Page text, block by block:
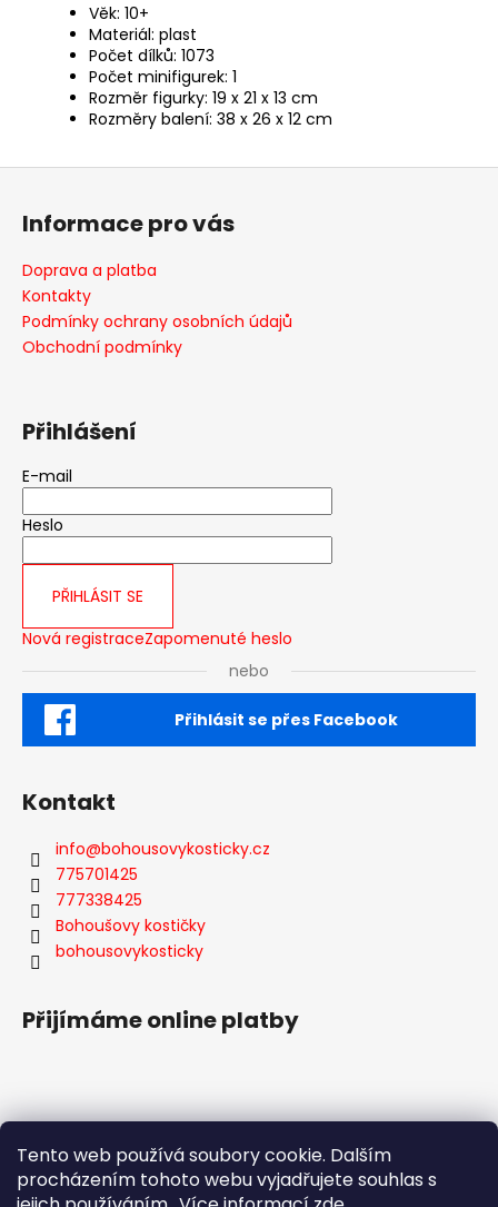
Tento web používá soubory cookie. Dalším
procházením tohoto webu vyjadřujete souhlas s
Věk: 10+
Materiál: plast
Počet dílků: 1073
Počet minifigurek: 1
Rozměr figurky: 19 x 21 x 13 cm
Rozměry balení: 38 x 26 x 12 cm
Z
Informace pro vás
Doprava a platba
Kontakty
Podmínky ochrany osobních údajů
Obchodní podmínky
Přihlášení
E-mail
Heslo
PŘIHLÁSIT SE
Nová registraceZapomenuté heslo
nebo
Přihlásit se přes Facebook
Kontakt
info@bohousovykosticky.cz
775701425
777338425
Bohoušovy kostičky
bohousovykosticky
Přijímáme online platby
Facebook